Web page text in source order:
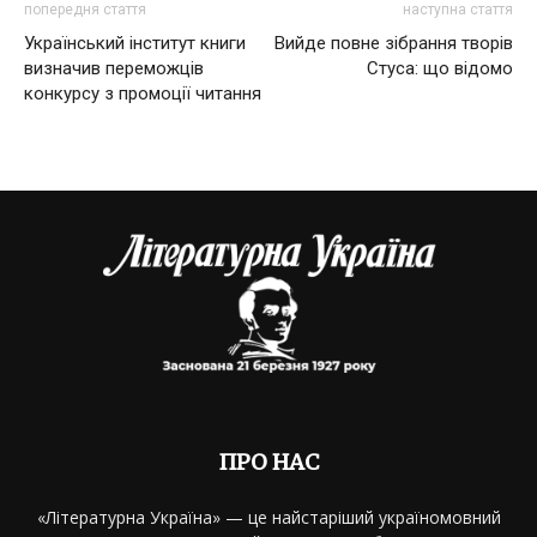
попередня стаття
Український інститут книги
визначив переможців
конкурсу з промоції читання
наступна стаття
Вийде повне зібрання творів
Стуса: що відомо
ПРО НАС
«Літературна Україна» — це найстаріший україномовний